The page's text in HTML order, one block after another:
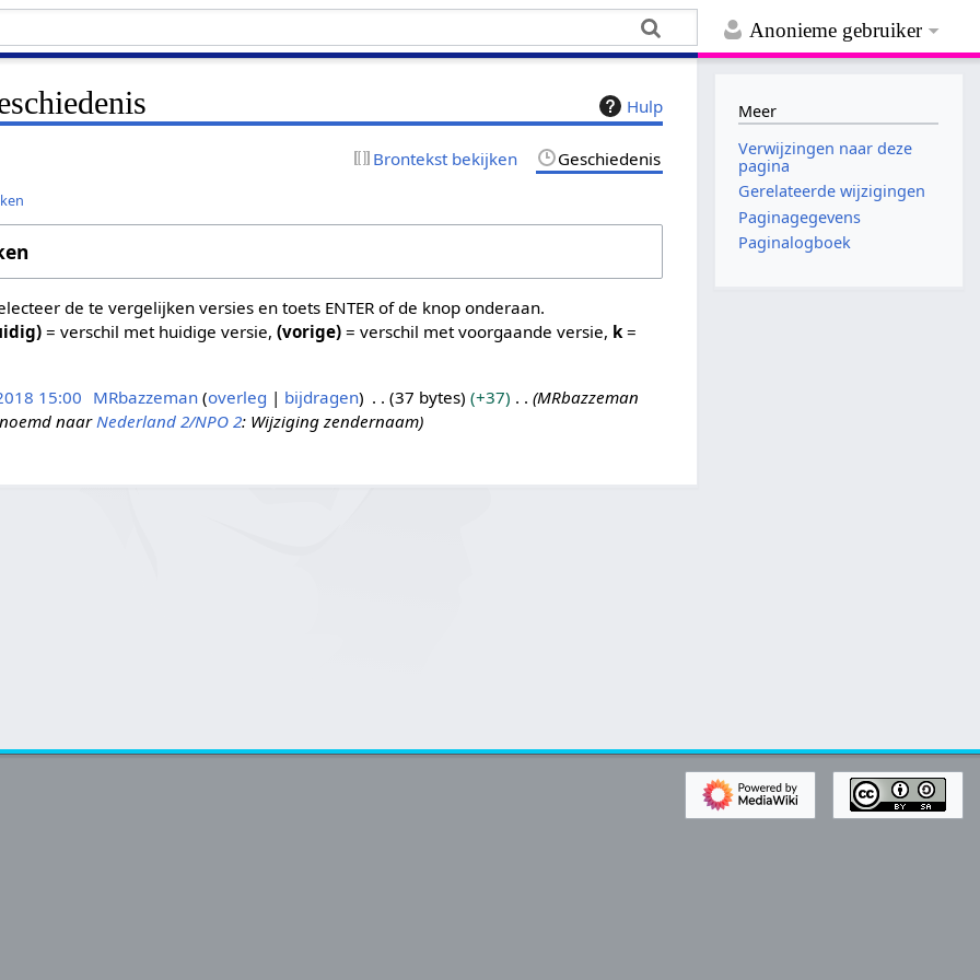
Anonieme gebruiker
Hulp
Brontekst bekijken Geschiedenis
de te vergelijken versies en toets ENTER of de knop onderaan.
= verschil met huidige versie,(vorige) = verschil met voorgaande versie, k =
15:00 MRbazzeman overleg bijdragen 37 bytes +37
MRbazzeman
naarNederland 2/NPO 2: Wijziging zendernaam
Meer
Verwijzingen naar deze
pagina
Gerelateerde wijzigingen
Paginagegevens
Paginalogboek